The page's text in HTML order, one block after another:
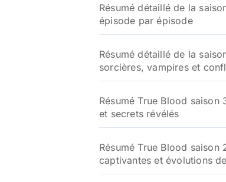
Résumé détaillé de la
épisode par épisode
Résumé détaillé de la
sorcières, vampires et
Résumé True Blood
et secrets révélés
Résumé True Blood saison
captivantes et évolutions